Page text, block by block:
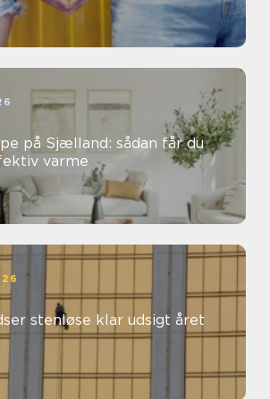
på Sjælland: sådan får du
varme
klar udsigt året